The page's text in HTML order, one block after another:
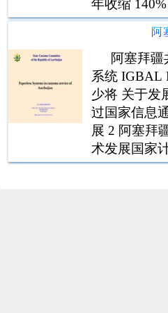
年收缩
阿塞拜疆是
国出口总额
阿
阿塞拜疆
系统 IGBAL
少将 关于发
过国家信息
展 2 阿塞拜
术发展国家
疆共和国关